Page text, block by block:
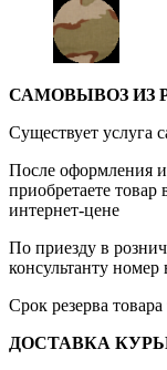
САМОВЫВОЗ ИЗ
Существует услуга
После оформления и
приобретаете
интернет-цене
По приезду в
консультанту номер
Срок резерва
ДОСТАВКА